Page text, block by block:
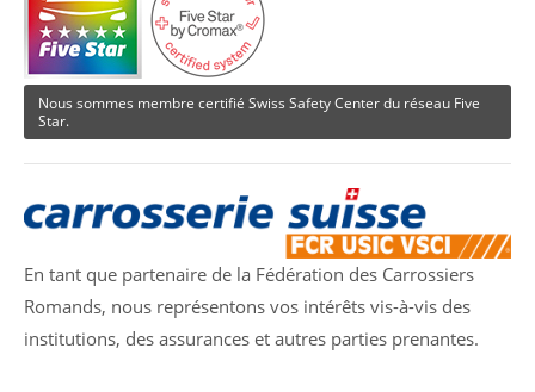
info@yourdomain.com
About us
Lorem ipsum dolor sit amet, consectetuer adipiscing
elit.
Aenean commodo ligula eget dolor. Aenean massa.
Cum sociis natoque penatibus et magnis dis
parturient montes, nascetur ridiculus mus. Donec
quam felis, ultricies nec.
Nous sommes membre certifié Swiss Safety Center du réseau Five
Star.
En tant que partenaire de la Fédération des Carrossiers
Romands, nous représentons vos intérêts vis-à-vis des
institutions, des assurances et autres parties prenantes.